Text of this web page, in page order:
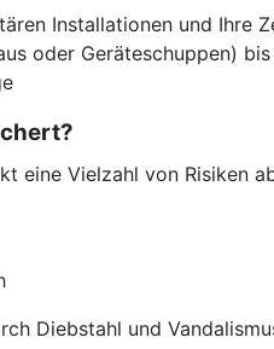
Installationen und Ihre
oder Geräteschuppen)
eine Vielzahl von Risiken
Diebstahl und